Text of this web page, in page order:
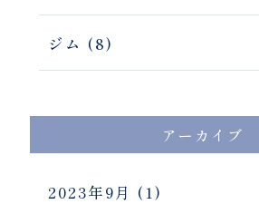
ジム (8)
アーカイブ
2023年9月 (1)